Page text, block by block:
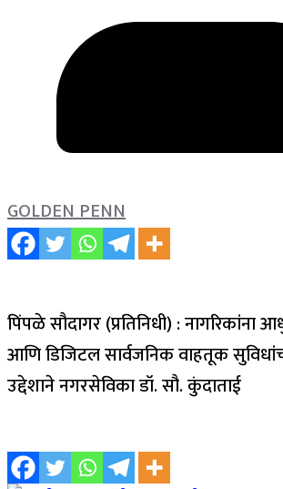
GOLDEN PENN
पिंपळे सौदागर (प्रतिनिधी) :
आणि डिजिटल सार्वजनिक वाहतूक
उद्देशाने नगरसेविका डॉ. सौ. कुंदाताई